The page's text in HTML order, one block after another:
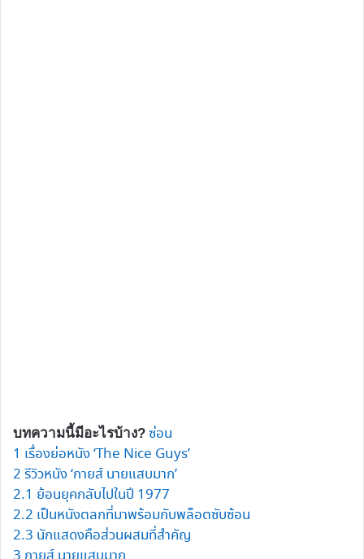
บทความนี้มีอะไรบ้าง? ซ่อน
1 เรื่องย่อหนัง ‘The Nice Guys’
2 รีวิวหนัง ‘กายส์ นายแสบมาก’
2.1 ย้อนยุคกลับไปในปี 1977
2.2 เป็นหนังตลกที่มาพร้อมกับพล็อตซับซ้อน
2.3 นักแสดงคือส่วนผสมที่สำคัญ